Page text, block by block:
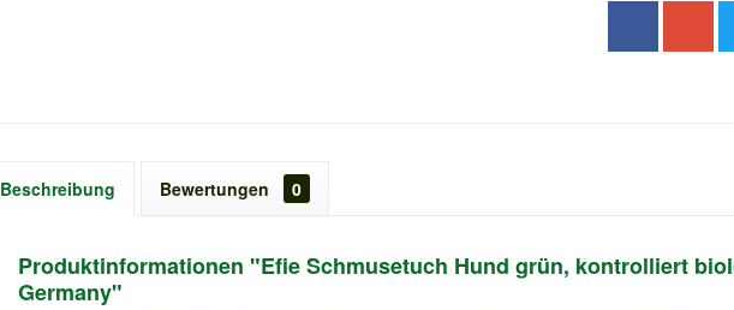
Beschreibung Bewertungen 0
Produktinformationen "Efie Schmusetuch Hund grün, kontrolliert
Germany"